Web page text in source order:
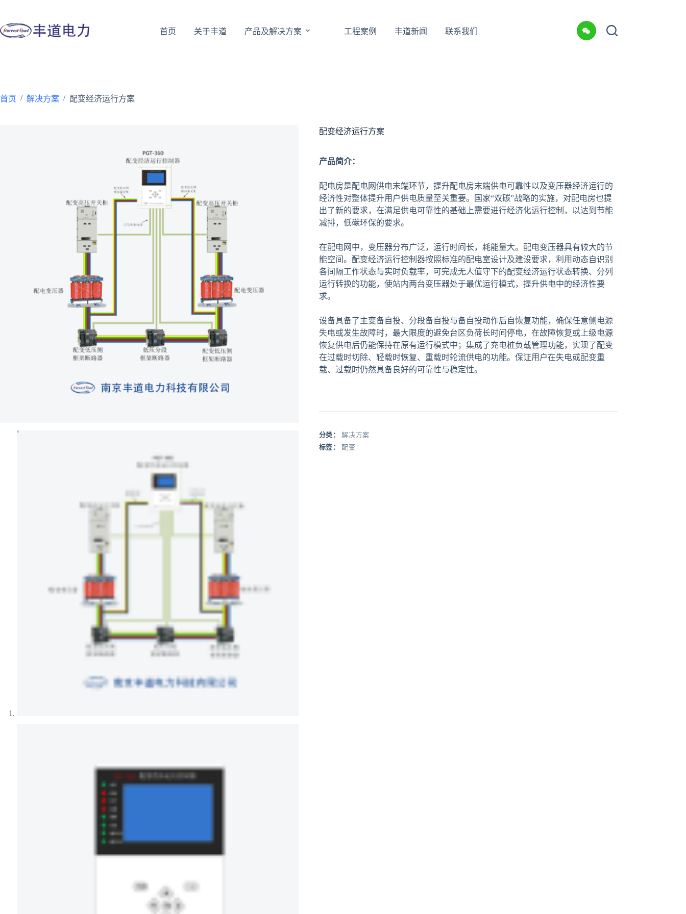
首页 关于丰道 产品及解决方案 工程案例 丰道新闻 联系我们
首页 / 解决方案 / 配变经济运行方案
配变经济运行方案
产品简介：
配电房是配电网供电末端环节，提升配电房末端供电可靠性以及变压器经济运行的
经济性对整体提升用户供电质量至关重要。国家“双碳”战略的实施，对配电房也提
出了新的要求，在满足供电可靠性的基础上需要进行经济化运行控制，以达到节能
减排，低碳环保的要求。
在配电网中，变压器分布广泛，运行时间长，耗能量大。配电变压器具有较大的节
能空间。配变经济运行控制器按照标准的配电室设计及建设要求，利用动态自识别
各间隔工作状态与实时负载率，可完成无人值守下的配变经济运行状态转换、分列
运行转换的功能，使站内两台变压器处于最优运行模式，提升供电中的经济性要
求。
设备具备了主变备自投、分段备自投与备自投动作后自恢复功能，确保任意侧电源
失电或发生故障时，最大限度的避免台区负荷长时间停电，在故障恢复或上级电源
恢复供电后仍能保持在原有运行模式中；集成了充电桩负载管理功能，实现了配变
在过载时切除、轻载时恢复、重载时轮流供电的功能。保证用户在失电或配变重
载、过载时仍然具备良好的可靠性与稳定性。
分类：解决方案
标签：配变